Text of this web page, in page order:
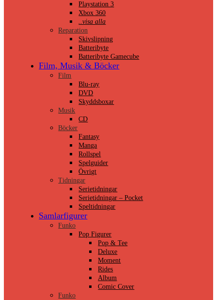
Playstation 3
Xbox 360
..visa alla
Reparation
Skivslipning
Batteribyte
Batteribyte Gamecube
Film, Musik & Böcker
Film
Blu-ray
DVD
Skyddsboxar
Musik
CD
Böcker
Fantasy
Manga
Rollspel
Spelguider
Övrigt
Tidningar
Serietidningar
Serietidningar – Pocket
Speltidningar
Samlarfigurer
Funko
Pop Figurer
Pop & Tee
Deluxe
Moment
Rides
Album
Comic Cover
Funko